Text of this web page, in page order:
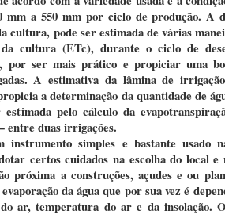
mm a 550 mm por ciclo de produção. A
cultura, pode ser estimada de várias
cultura (ETc), durante o ciclo de
por ser mais prático e propiciar uma
A estimativa da lâmina de
a determinação da quantidade de
pelo cálculo da
duas irrigações.
simples e bastante usado
certos cuidados na escolha do local e
próxima a construções, açudes e ou
da água que por sua vez é
ar, temperatura do ar e da insolação.